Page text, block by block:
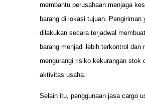
membantu perusahaan menjaga
barang di lokasi tujuan. Pengiriman
dilakukan secara terjadwal
barang menjadi lebih terkontrol dan
mengurangi risiko kekurangan stok
aktivitas usaha.
Selain itu, penggunaan jasa cargo